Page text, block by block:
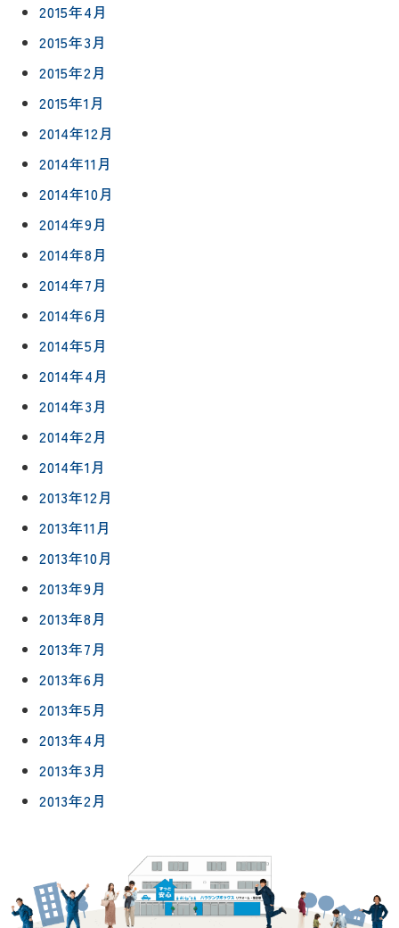
2015年4月
2015年3月
2015年2月
2015年1月
2014年12月
2014年11月
2014年10月
2014年9月
2014年8月
2014年7月
2014年6月
2014年5月
2014年4月
2014年3月
2014年2月
2014年1月
2013年12月
2013年11月
2013年10月
2013年9月
2013年8月
2013年7月
2013年6月
2013年5月
2013年4月
2013年3月
2013年2月